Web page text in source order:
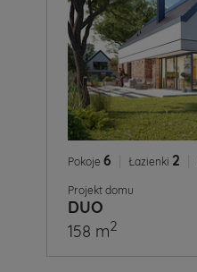
Pokoje 6 Łazienki 2
Projekt domu
DUO
158 m2